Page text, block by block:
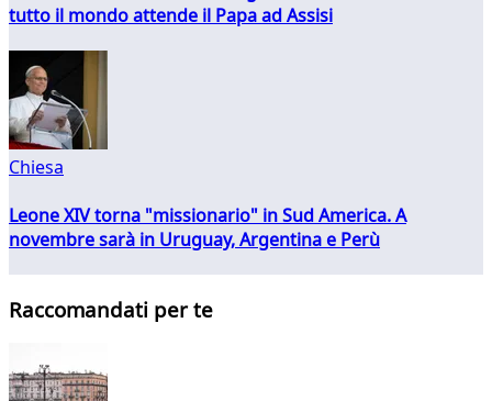
tutto il mondo attende il Papa ad Assisi
Chiesa
Leone XIV torna "missionario" in Sud America. A
novembre sarà in Uruguay, Argentina e Perù
Raccomandati per te